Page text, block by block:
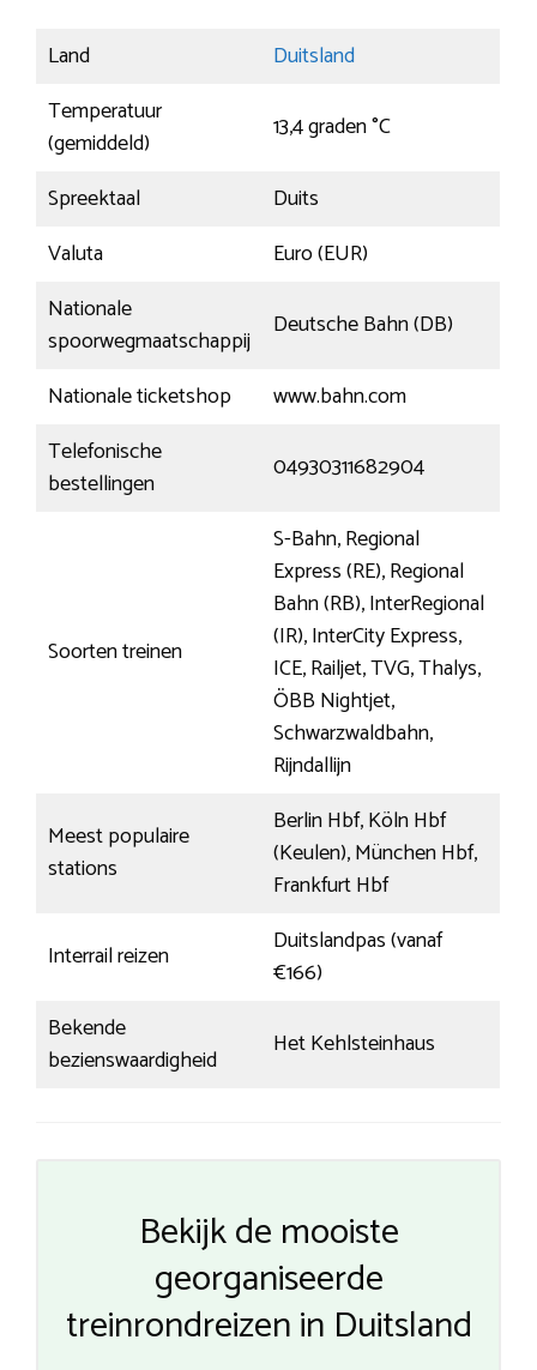
Land
Duitsland
Temperatuur
(gemiddeld)
13,4 graden °C
Spreektaal
Duits
Valuta
Euro (EUR)
Nationale
spoorwegmaatschappij
Deutsche Bahn (DB)
Nationale ticketshop
www.bahn.com
Telefonische
bestellingen
04930311682904
Soorten treinen
S-Bahn, Regional
Express (RE), Regional
Bahn (RB), InterRegional
(IR), InterCity Express,
ICE, Railjet, TVG, Thalys,
ÖBB Nightjet,
Schwarzwaldbahn,
Rijndallijn
Meest populaire
stations
Berlin Hbf, Köln Hbf
(Keulen), München Hbf,
Frankfurt Hbf
Interrail reizen
Duitslandpas (vanaf
€166)
Bekende
bezienswaardigheid
Het Kehlsteinhaus
Bekijk de mooiste
georganiseerde
treinrondreizen in Duitsland